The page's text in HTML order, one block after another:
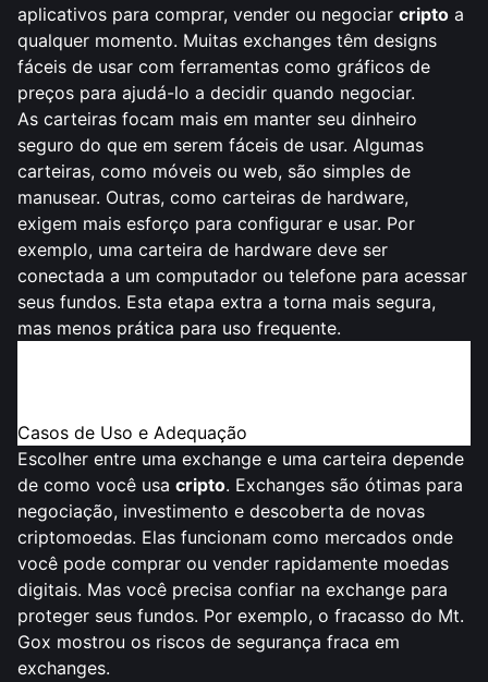
aplicativos para comprar, vender ou negociar cripto a
qualquer momento. Muitas exchanges têm designs
fáceis de usar com ferramentas como gráficos de
preços para ajudá-lo a decidir quando negociar.
As carteiras focam mais em manter seu dinheiro
seguro do que em serem fáceis de usar. Algumas
carteiras, como móveis ou web, são simples de
manusear. Outras, como carteiras de hardware,
exigem mais esforço para configurar e usar. Por
exemplo, uma carteira de hardware deve ser
conectada a um computador ou telefone para acessar
seus fundos. Esta etapa extra a torna mais segura,
mas menos prática para uso frequente.
Casos de Uso e Adequação
Escolher entre uma exchange e uma carteira depende
de como você usa cripto. Exchanges são ótimas para
negociação, investimento e descoberta de novas
criptomoedas. Elas funcionam como mercados onde
você pode comprar ou vender rapidamente moedas
digitais. Mas você precisa confiar na exchange para
proteger seus fundos. Por exemplo, o fracasso do Mt.
Gox mostrou os riscos de segurança fraca em
exchanges.